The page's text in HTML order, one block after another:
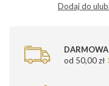
Dodaj do
od 50,00 zł